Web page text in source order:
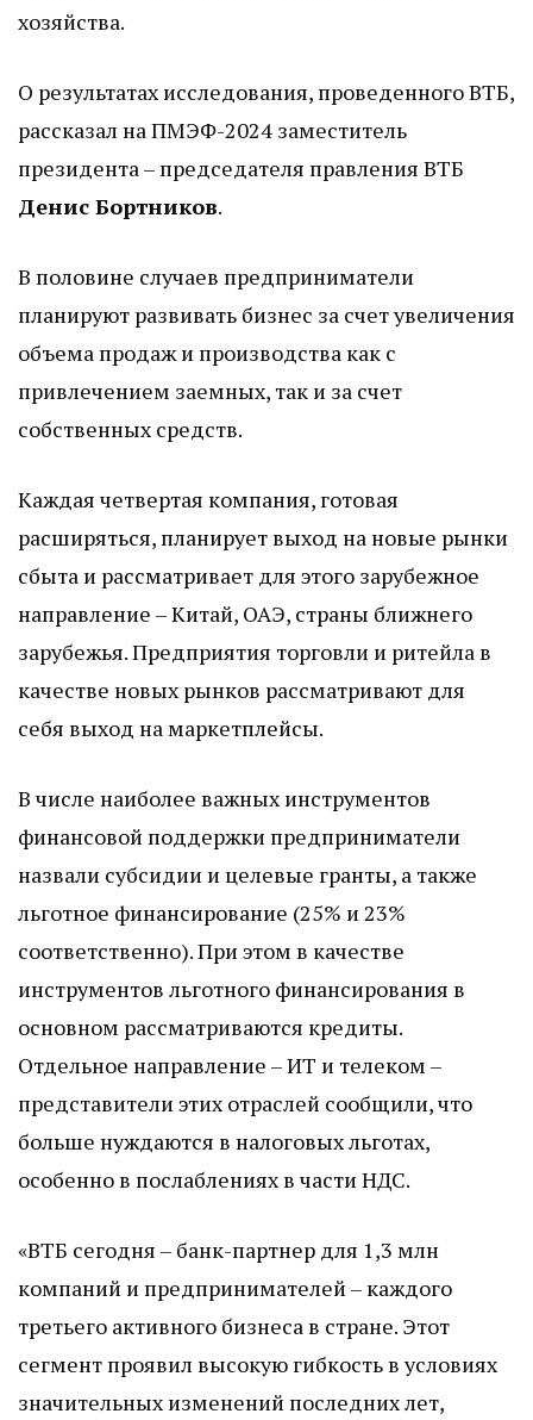
хозяйства.
О результатах исследования, проведенного ВТБ,
рассказал на ПМЭФ-2024 заместитель
президента – председателя правления ВТБ
Денис Бортников.
В половине случаев предприниматели
планируют развивать бизнес за счет увеличения
объема продаж и производства как с
привлечением заемных, так и за счет
собственных средств.
Каждая четвертая компания, готовая
расширяться, планирует выход на новые рынки
сбыта и рассматривает для этого зарубежное
направление – Китай, ОАЭ, страны ближнего
зарубежья. Предприятия торговли и ритейла в
качестве новых рынков рассматривают для
себя выход на маркетплейсы.
В числе наиболее важных инструментов
финансовой поддержки предприниматели
назвали субсидии и целевые гранты, а также
льготное финансирование (25% и 23%
соответственно). При этом в качестве
инструментов льготного финансирования в
основном рассматриваются кредиты.
Отдельное направление – ИТ и телеком –
представители этих отраслей сообщили, что
больше нуждаются в налоговых льготах,
особенно в послаблениях в части НДС.
«ВТБ сегодня – банк-партнер для 1,3 млн
компаний и предпринимателей – каждого
третьего активного бизнеса в стране. Этот
сегмент проявил высокую гибкость в условиях
значительных изменений последних лет,